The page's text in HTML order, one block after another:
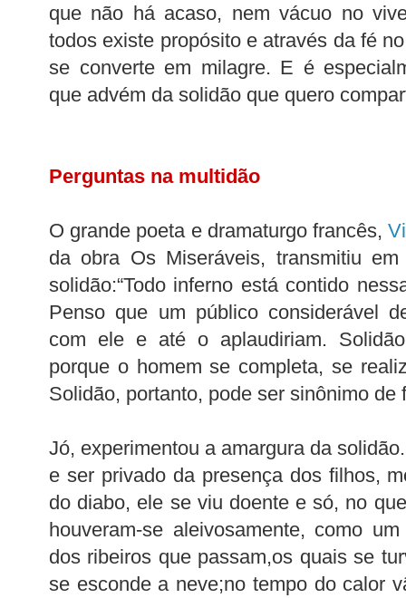
que não há acaso, nem vácuo no
todos existe propósito e através da fé
se converte em milagre. E é
que advém da solidão que quero
Perguntas na multidão
O grande poeta e dramaturgo francês,
da obra Os Miseráveis, transmitiu
solidão:“Todo inferno está contido
Penso que um público considerável
com ele e até o aplaudiriam.
porque o homem se completa, se
Solidão, portanto, pode ser sinônimo de
Jó, experimentou a amargura da
e ser privado da presença dos filhos,
do diabo, ele se viu doente e só, no
houveram-se aleivosamente, como
dos ribeiros que passam,os quais se
se esconde a neve;no tempo do calor